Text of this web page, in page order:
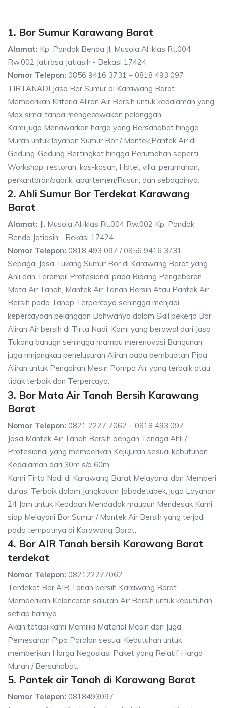
1. Bor Sumur Karawang Barat
Alamat: Kp. Pondok Benda Jl. Musola Al iklas Rt.004
Rw.002 Jatirasa Jatiasih - Bekasi 17424
Nomor Telepon: 0856 9416 3731 – 0818 493 097
TIRTANADI Jasa Bor Sumur di Karawang Barat
Memberikan Kriteria Aliran Air Bersih untuk kedalaman yang
Max simal tanpa mengecewakan pelanggan.
Kami juga Menawarkan harga yang Bersahabat hingga
Murah untuk layanan Sumur Bor / Mantek,Pantek Air di
Gedung-Gedung Bertingkat hingga Perumahan seperti
Workshop, restoran, kos-kosan, Hotel, villa, perumahan,
perkantoran/pabrik, apartemen/Rusun, dan sebagainya.
2. Ahli Sumur Bor Terdekat Karawang
Barat
Alamat: Jl. Musola Al iklas Rt.004 Rw.002 Kp. Pondok
Benda Jatiasih - Bekasi 17424
Nomor Telepon: 0818 493 097 / 0856 9416 3731
Sebagai Jasa Tukang Sumur Bor di Karawang Barat yang
Ahli dan Terampil Profesional pada Bidang Pengeboran
Mata Air Tanah, Mantek Air Tanah Bersih Atau Pantek Air
Bersih pada Tahap Terpercaya sehingga menjadi
kepercayaan pelanggan Bahwanya dalam Skill pekerja Bor
Aliran Air bersih di Tirta Nadi. Kami yang berawal dari Jasa
Tukang banugn sehingga mampu merenovasi Bangunan
juga mnjangkau penelusuran Aliran pada pembuatan Pipa
Aliran untuk Pengairan Mesin Pompa Air yang terbaik atau
tidak terbaik dan Terpercaya.
3. Bor Mata Air Tanah Bersih Karawang
Barat
Nomor Telepon: 0821 2227 7062 – 0818 493 097
Jasa Mantek Air Tanah Bersih dengan Tenaga Ahli /
Profesional yang memberikan Kejujuran sesuai kebutuhan
Kedalaman dari 30m s/d 60m.
Kami Tirta Nadi di Karawang Barat Melayanai dan Memberi
durasi Terbaik dalam Jangkauan Jabodetabek, juga Layanan
24 Jam untuk Keadaan Mendadak maupun Mendesak Kami
siap Melayani Bor Sumur / Mantek Air Bersih yang terjadi
pada tempatnya di Karawang Barat.
4. Bor AIR Tanah bersih Karawang Barat
terdekat
Nomor Telepon: 082122277062
Terdekat Bor AIR Tanah bersih Karawang Barat
Memberikan Kelancaran saluran Air Bersih untuk kebutuhan
setiap harinya.
Akan tetapi kami Memiliki Material Mesin dan Juga
Pemesanan Pipa Paralon sesuai Kebutuhan untuk
memberikan Harga Negosiasi Paket yang Relatif Harga
Murah / Bersahabat.
5. Pantek air Tanah di Karawang Barat
Nomor Telepon: 0818493097